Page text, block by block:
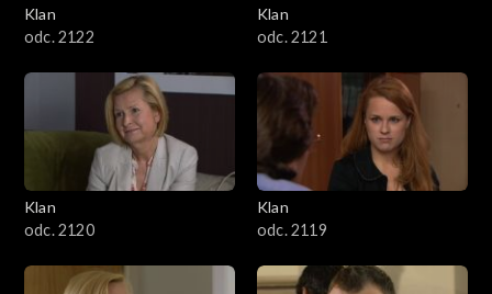
Klan
odc. 2122
Klan
odc. 2121
Klan
odc. 2120
Klan
odc. 2119